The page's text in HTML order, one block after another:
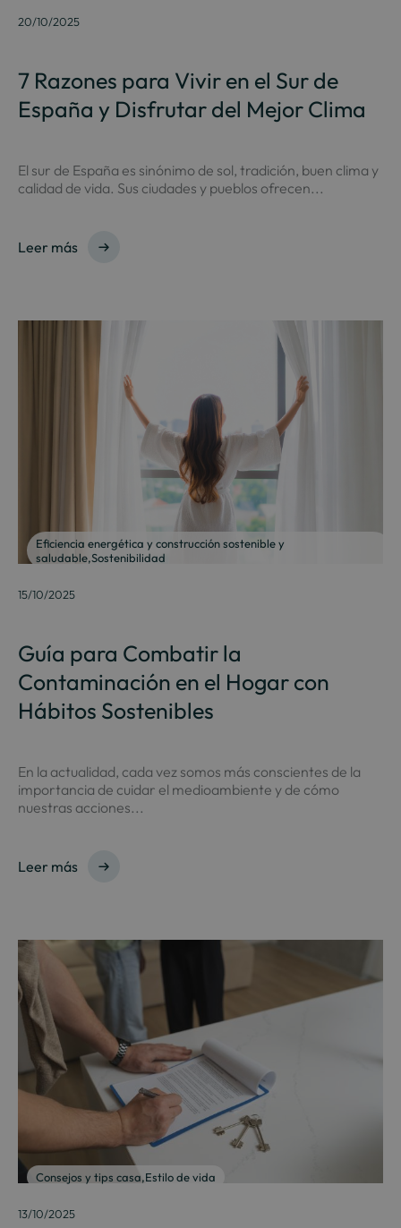
20/10/2025
7 Razones para Vivir en el Sur de
España y Disfrutar del Mejor Clima
El sur de España es sinónimo de sol, tradición, buen clima y
calidad de vida. Sus ciudades y pueblos ofrecen...
Leer más
Eficiencia energética y construcción sostenible y
saludable,Sostenibilidad
15/10/2025
Guía para Combatir la
Contaminación en el Hogar con
Hábitos Sostenibles
En la actualidad, cada vez somos más conscientes de la
importancia de cuidar el medioambiente y de cómo
nuestras acciones...
Leer más
Consejos y tips casa,Estilo de vida
13/10/2025